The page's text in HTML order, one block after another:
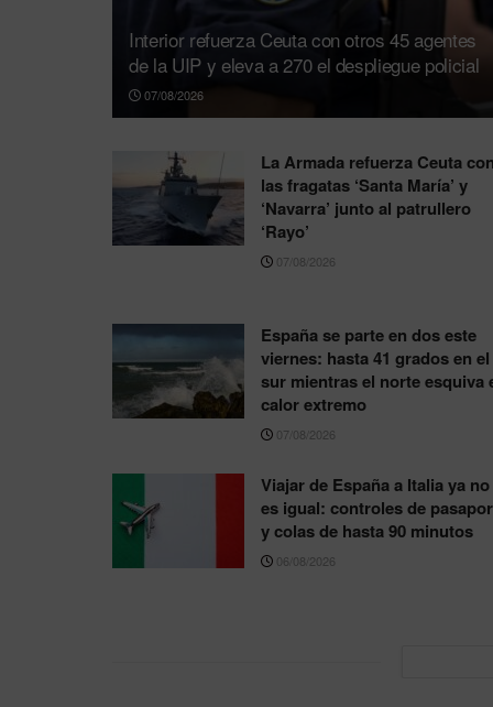
Interior refuerza Ceuta con otros 45 agentes
de la UIP y eleva a 270 el despliegue policial
07/08/2026
La Armada refuerza Ceuta con
las fragatas ‘Santa María’ y
‘Navarra’ junto al patrullero
‘Rayo’
07/08/2026
España se parte en dos este
viernes: hasta 41 grados en el
sur mientras el norte esquiva
calor extremo
07/08/2026
Viajar de España a Italia ya no
es igual: controles de
y colas de hasta 90 minutos
06/08/2026